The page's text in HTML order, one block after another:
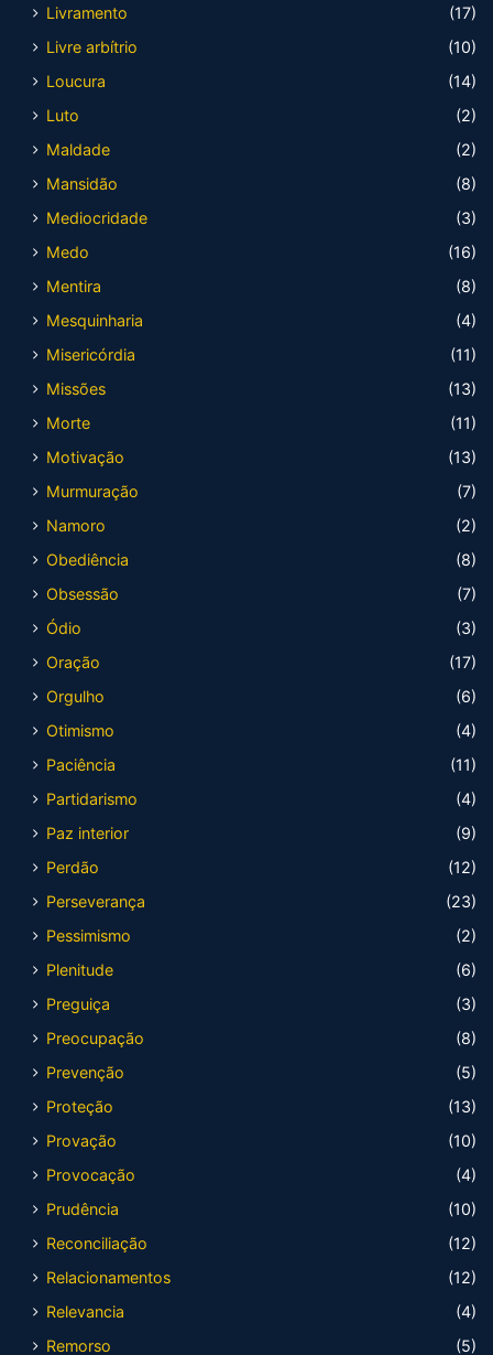
Livramento
(17)
Livre arbítrio
(10)
Loucura
(14)
Luto
(2)
Maldade
(2)
Mansidão
(8)
Mediocridade
(3)
Medo
(16)
Mentira
(8)
Mesquinharia
(4)
Misericórdia
(11)
Missões
(13)
Morte
(11)
Motivação
(13)
Murmuração
(7)
Namoro
(2)
Obediência
(8)
Obsessão
(7)
Ódio
(3)
Oração
(17)
Orgulho
(6)
Otimismo
(4)
Paciência
(11)
Partidarismo
(4)
Paz interior
(9)
Perdão
(12)
Perseverança
(23)
Pessimismo
(2)
Plenitude
(6)
Preguiça
(3)
Preocupação
(8)
Prevenção
(5)
Proteção
(13)
Provação
(10)
Provocação
(4)
Prudência
(10)
Reconciliação
(12)
Relacionamentos
(12)
Relevancia
(4)
Remorso
(5)